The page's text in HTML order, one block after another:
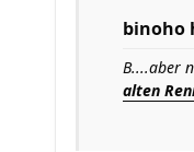
binoho
B....aber
alten